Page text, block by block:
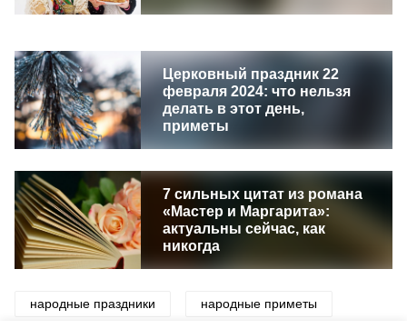
Церковный праздник 22
февраля 2024: что нельзя
делать в этот день,
приметы
7 сильных цитат из романа
«Мастер и Маргарита»:
актуальны сейчас, как
никогда
народные праздники народные приметы